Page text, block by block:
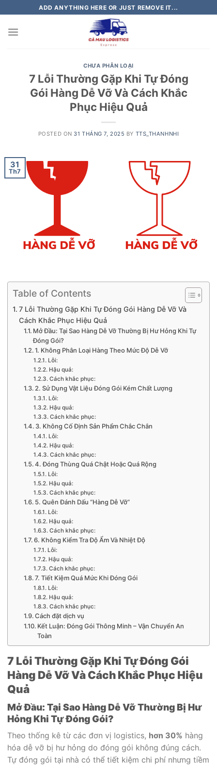
to
content
ADD ANYTHING HERE OR JUST REMOVE IT...
CHƯA PHÂN LOẠI
7 Lỗi Thường Gặp Khi Tự Đóng
Gói Hàng Dễ Vỡ Và Cách Khắc
Phục Hiệu Quả
POSTED ON 31 THÁNG 7, 2025 BY TTS_THANHNHI
31
Th7
Table of Contents
7 Lỗi Thường Gặp Khi Tự Đóng Gói Hàng Dễ Vỡ Và
Cách Khắc Phục Hiệu Quả
Mở Đầu: Tại Sao Hàng Dễ Vỡ Thường Bị Hư Hỏng Khi Tự
Đóng Gói?
1. Không Phân Loại Hàng Theo Mức Độ Dễ Vỡ
Lỗi:
Hậu quả:
Cách khắc phục:
2. Sử Dụng Vật Liệu Đóng Gói Kém Chất Lượng
Lỗi:
Hậu quả:
Cách khắc phục:
3. Không Cố Định Sản Phẩm Chắc Chắn
Lỗi:
Hậu quả:
Cách khắc phục:
4. Đóng Thùng Quá Chật Hoặc Quá Rộng
Lỗi:
Hậu quả:
Cách khắc phục:
5. Quên Đánh Dấu “Hàng Dễ Vỡ”
Lỗi:
Hậu quả:
Cách khắc phục:
6. Không Kiểm Tra Độ Ẩm Và Nhiệt Độ
Lỗi:
Hậu quả:
Cách khắc phục:
7. Tiết Kiệm Quá Mức Khi Đóng Gói
Lỗi:
Hậu quả:
Cách khắc phục:
Cách đặt dịch vụ
Kết Luận: Đóng Gói Thông Minh – Vận Chuyển An
Toàn
7 Lỗi Thường Gặp Khi Tự Đóng Gói
Hàng Dễ Vỡ Và Cách Khắc Phục Hiệu
Quả
Mở Đầu: Tại Sao Hàng Dễ Vỡ Thường Bị Hư
Hỏng Khi Tự Đóng Gói?
Theo thống kê từ các đơn vị logistics, hơn 30% hàng
hóa dễ vỡ bị hư hỏng do đóng gói không đúng cách.
Tự đóng gói tại nhà có thể tiết kiệm chi phí nhưng tiềm